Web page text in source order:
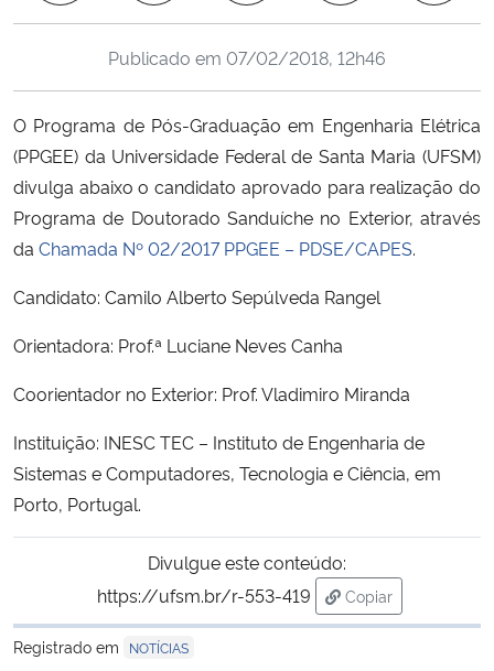
Ministério de Minas e Energia
Ministério da Ciência, Tecnologia, Inovações e Comunicações
Ministério do Meio Ambiente
Ministério do Turismo
Ministério da Mulher, da Família e dos Direitos Humanos
Secretaria-Geral
Secretaria de Governo
Gabinete de Segurança Institucional
Publicado em 07/02/2018, 12h46
O Programa de Pós-Graduação em Engenharia Elétrica
(PPGEE) da Universidade Federal de Santa Maria (UFSM)
divulga abaixo o candidato aprovado para realização do
Programa de Doutorado Sanduíche no Exterior, através
da Chamada Nº 02/2017 PPGEE – PDSE/CAPES.
Candidato: Camilo Alberto Sepúlveda Rangel
Orientadora: Prof.ª Luciane Neves Canha
Coorientador no Exterior: Prof. Vladimiro Miranda
Instituição: INESC TEC – Instituto de Engenharia de
Sistemas e Computadores, Tecnologia e Ciência, em
Porto, Portugal.
Divulgue este conteúdo:
https://ufsm.br/r-553-419
Copiar
para área de
Registrado em
NOTÍCIAS